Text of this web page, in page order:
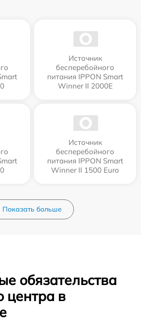
Источник
бесперебойного
питания IPPON Smart
Winner II 2000E
Источник
бесперебойного
питания IPPON Smart
Winner II 1500 Euro
Показать больше
обязательства
центра в